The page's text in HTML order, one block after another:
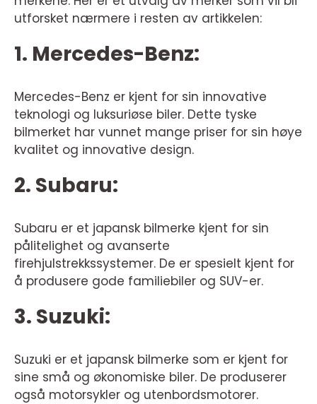
utforsket nærmere i resten av artikkelen:
1. Mercedes-Benz:
Mercedes-Benz er kjent for sin innovative
teknologi og luksuriøse biler. Dette tyske
bilmerket har vunnet mange priser for sin høye
kvalitet og innovative design.
2. Subaru:
Subaru er et japansk bilmerke kjent for sin
pålitelighet og avanserte
firehjulstrekkssystemer. De er spesielt kjent for
å produsere gode familiebiler og SUV-er.
3. Suzuki:
Suzuki er et japansk bilmerke som er kjent for
sine små og økonomiske biler. De produserer
også motorsykler og utenbordsmotorer.